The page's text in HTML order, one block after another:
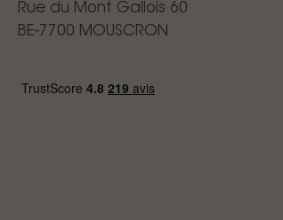
Rue du Mont Gallois 60
BE-7700 MOUSCRON